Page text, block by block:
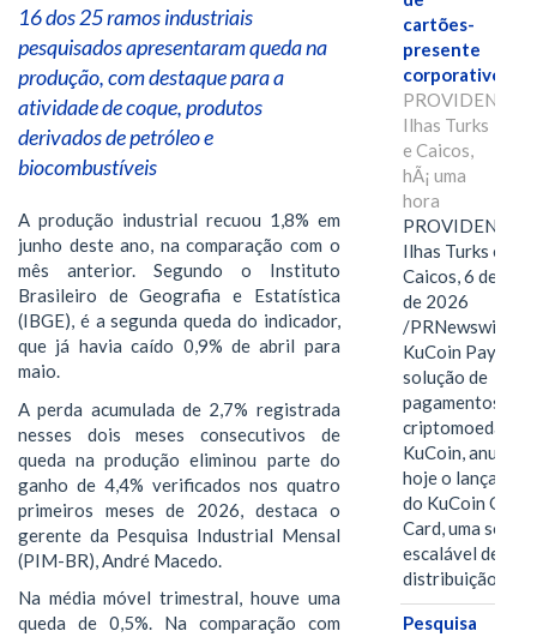
16 dos 25 ramos industriais
pesquisados apresentaram queda na
produção, com destaque para a
atividade de coque, produtos
derivados de petróleo e
biocombustíveis
A produção industrial recuou 1,8% em
junho deste ano, na comparação com o
mês anterior. Segundo o Instituto
Brasileiro de Geografia e Estatística
(IBGE), é a segunda queda do indicador,
que já havia caído 0,9% de abril para
maio.
A perda acumulada de 2,7% registrada
nesses dois meses consecutivos de
queda na produção eliminou parte do
ganho de 4,4% verificados nos quatro
primeiros meses de 2026, destaca o
gerente da Pesquisa Industrial Mensal
(PIM-BR), André Macedo.
Na média móvel trimestral, houve uma
queda de 0,5%. Na comparação com
cartões-
presente
corporativos.
Ilhas Turks
e Caicos,
hÃ¡ uma
hora
Ilhas Turks e
Caicos, 6 de
de 2026
/PRNewswire/
KuCoin Pay,
solução de
pagamentos em
criptomoedas da
KuCoin,
hoje o
do KuCoin Gift
Card, uma
escalável de
distribuição de…
Pesquisa